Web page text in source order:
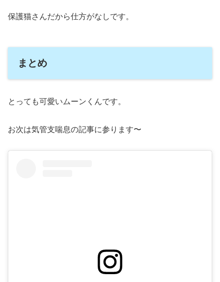
保護猫さんだから仕方がなしです。
まとめ
とっても可愛いムーンくんです。
お次は気管支喘息の記事に参ります〜